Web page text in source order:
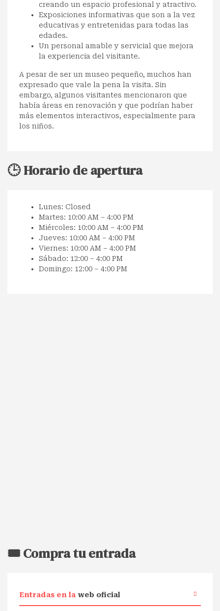
creando un espacio profesional y atractivo.
Exposiciones informativas que son a la vez
educativas y entretenidas para todas las
edades.
Un personal amable y servicial que mejora
la experiencia del visitante.
A pesar de ser un museo pequeño, muchos han
expresado que vale la pena la visita. Sin
embargo, algunos visitantes mencionaron que
había áreas en renovación y que podrían haber
más elementos interactivos, especialmente para
los niños.
🕒 Horario de apertura
Lunes: Closed
Martes: 10:00 AM – 4:00 PM
Miércoles: 10:00 AM – 4:00 PM
Jueves: 10:00 AM – 4:00 PM
Viernes: 10:00 AM – 4:00 PM
Sábado: 12:00 – 4:00 PM
Domingo: 12:00 – 4:00 PM
🎟️ Compra tu entrada
Entradas en la web oficial